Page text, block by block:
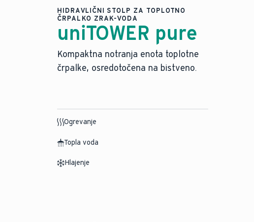
HIDRAVLIČNI STOLP ZA TOPLOTNO
ČRPALKO ZRAK-VODA
uniTOWER pure
Kompaktna notranja enota toplotne
črpalke, osredotočena na bistveno.
Ogrevanje
Topla voda
Hlajenje